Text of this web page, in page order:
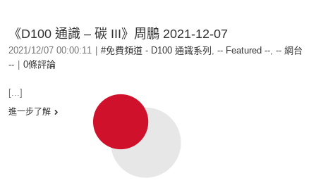
《D100 通識 – 碳 III》周鵬 2021-12-07
2021/12/07 00:00:11 #免費頻道 - D100 通識系列 , -- Featured --, -- 網台
--
0條評論
[...]
進一步了解